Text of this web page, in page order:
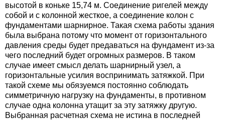
высотой в коньке 15,74 м. Соединение ригелей между
собой и с колонной жесткое, а соединение колон с
фундаментами шарнирное. Такая схема работы здания
была выбрана потому что момент от горизонтального
давления среды будет предаваться на фундамент из-за
чего последний будет огромных размеров. В таком
случае имеет смысл делать шарнирный узел, а
горизонтальные усилия воспринимать затяжкой. При
такой схеме мы обязуемся постоянно соблюдать
симметричную нагрузку на фундаменты, в противном
случае одна колонна утащит за эту затяжку другую.
Выбранная расчетная схема не истина в последней